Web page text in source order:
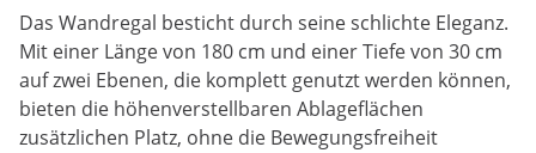
Das Wandregal besticht durch seine schlichte Eleganz.
Mit einer Länge von 180 cm und einer Tiefe von 30 cm
auf zwei Ebenen, die komplett genutzt werden können,
bieten die höhenverstellbaren Ablageflächen
zusätzlichen Platz, ohne die Bewegungsfreiheit